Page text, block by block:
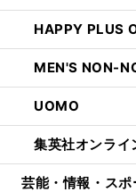
HAPPY PLUS
MEN'S NON-
UOMO
集英社オンライ
芸能・情報・スポ